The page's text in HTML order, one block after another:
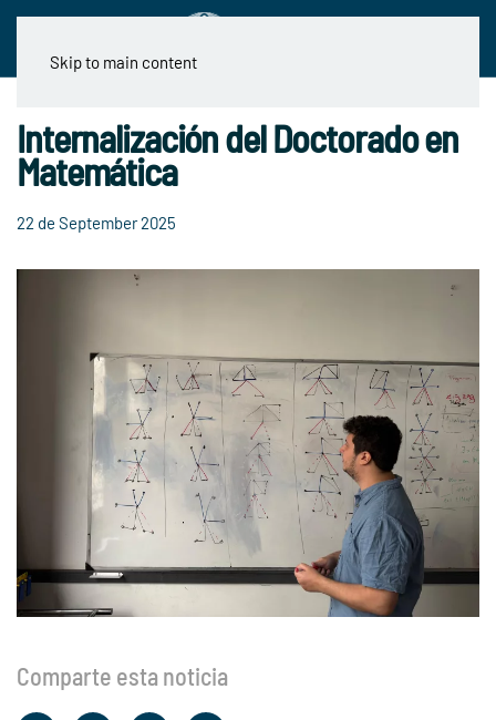
Skip to main content
Internalización del Doctorado en
Matemática
22 de September 2025
Comparte esta noticia